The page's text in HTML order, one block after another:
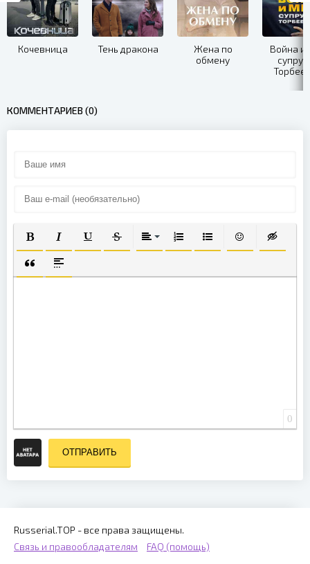
Кочевница Тень дракона
Жена по
обмену
Война и
КОММЕНТАРИЕВ (0)
ПОЛУЖИРНЫЙ
КУРСИВПОДЧЕРКНУТЫЙ
ЗАЧЕРКНУТЫЙВЫРАВНИВАНИЕ
НУМЕРОВАННЫЙ СПИСОК
МАРКИРОВАННЫЙ
ВСТАВИТЬВСТАВКА
ВСТАВКА ЦИТАТЫ
ВСТАВКА СПОЙЛЕРА
0
ОТПРАВИТЬ
Russerial.TOP - все права защищены.
Связь и правообладателям
FAQ (помощь)